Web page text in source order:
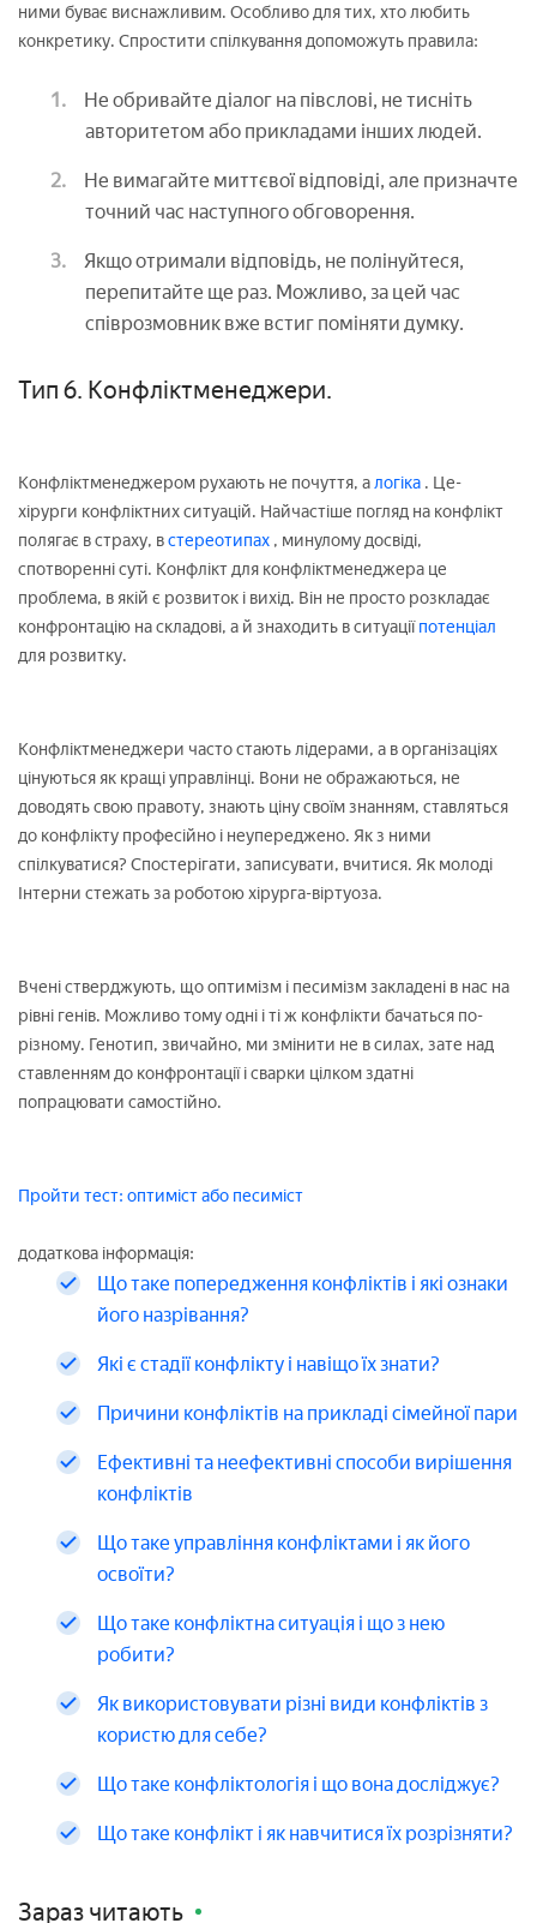
ними буває виснажливим. Особливо для тих, хто любить
конкретику. Спростити спілкування допоможуть правила:
Не обривайте діалог на півслові, не тисніть
авторитетом або прикладами інших людей.
Не вимагайте миттєвої відповіді, але призначте
точний час наступного обговорення.
Якщо отримали відповідь, не полінуйтеся,
перепитайте ще раз. Можливо, за цей час
співрозмовник вже встиг поміняти думку.
Тип 6. Конфліктменеджери.
Конфліктменеджером рухають не почуття, алогіка . Це-
хірурги конфліктних ситуацій. Найчастіше погляд на конфлікт
полягає в страху, встереотипах , минулому досвіді,
спотворенні суті. Конфлікт для конфліктменеджера це
проблема, в якій є розвиток і вихід. Він не просто розкладає
конфронтацію на складові, а й знаходить в ситуаціїпотенціал
для розвитку.
Конфліктменеджери часто стають лідерами, а в організаціях
цінуються як кращі управлінці. Вони не ображаються, не
доводять свою правоту, знають ціну своїм знанням, ставляться
до конфлікту професійно і неупереджено. Як з ними
спілкуватися? Спостерігати, записувати, вчитися. Як молоді
Інтерни стежать за роботою хірурга-віртуоза.
Вчені стверджують, що оптимізм і песимізм закладені в нас на
рівні генів. Можливо тому одні і ті ж конфлікти бачаться по-
різному. Генотип, звичайно, ми змінити не в силах, зате над
ставленням до конфронтації і сварки цілком здатні
попрацювати самостійно.
Пройти тест: оптиміст або песиміст
додаткова інформація:
Що таке попередження конфліктів і які ознаки
його назрівання?
Які є стадії конфлікту і навіщо їх знати?
Причини конфліктів на прикладі сімейної пари
Ефективні та неефективні способи вирішення
конфліктів
Що таке управління конфліктами і як його
освоїти?
Що таке конфліктна ситуація і що з нею
робити?
Як використовувати різні види конфліктів з
користю для себе?
Що таке конфліктологія і що вона досліджує?
Що таке конфлікт і як навчитися їх розрізняти?
Зараз читають